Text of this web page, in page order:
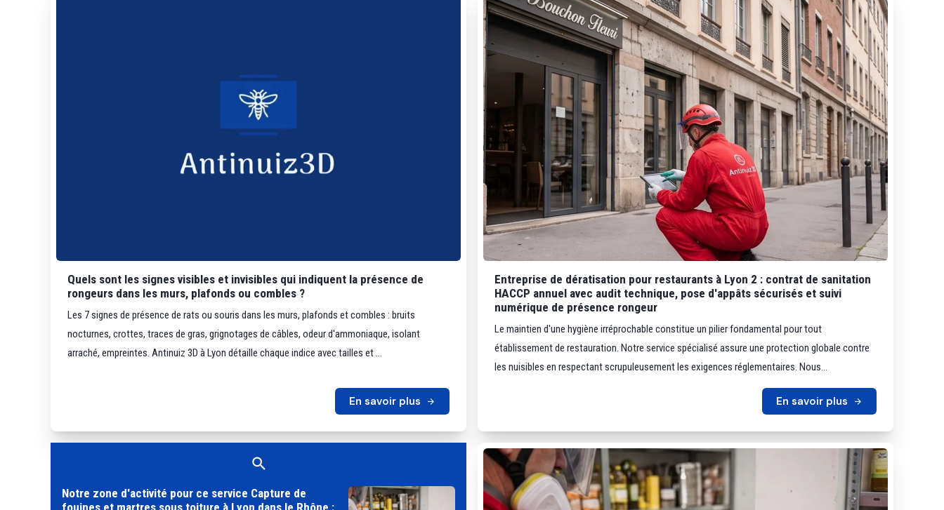
Quels sont les signes visibles et invisibles qui indiquent la présence de
rongeurs dans les murs, plafonds ou combles ?
Les 7 signes de présence de rats ou souris dans les murs, plafonds et combles : bruits
nocturnes, crottes, traces de gras, grignotages de câbles, odeur d'ammoniaque, isolant
arraché, empreintes. Antinuiz 3D à Lyon détaille chaque indice avec tailles et ...
En savoir plus
Entreprise de dératisation pour restaurants à Lyon 2 : contrat de sanitation
HACCP annuel avec audit technique, pose d'appâts sécurisés et suivi
numérique de présence rongeur
Le maintien d'une hygiène irréprochable constitue un pilier fondamental pour tout
établissement de restauration. Notre service spécialisé assure une protection globale contre
les nuisibles en respectant scrupuleusement les exigences réglementaires. Nous...
En savoir plus
Notre zone d'activité pour ce service Capture de
fouines et martres sous toiture à Lyon dans le Rhône :